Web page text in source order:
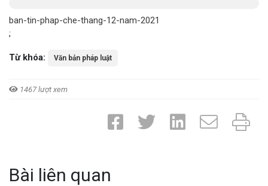
ban-tin-phap-che-thang-12-nam-2021
;
Từ khóa: Văn bản pháp luật
1467 lượt xem
Bài liên quan